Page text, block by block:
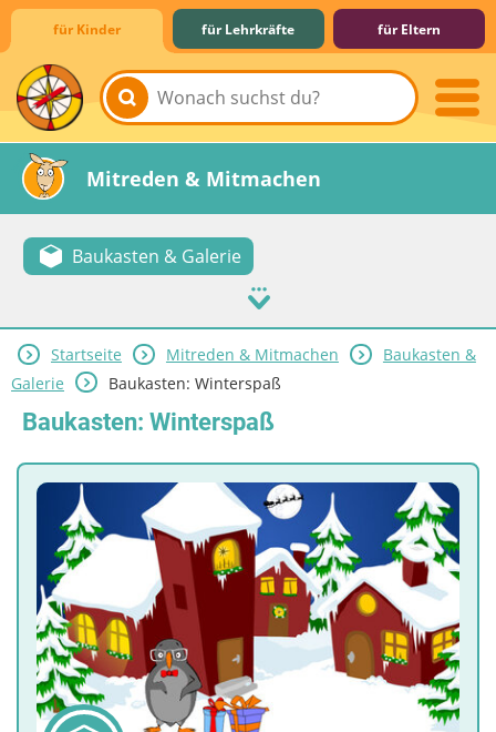
für Kinder für Lehrkräfte für Eltern
Lernen & Schule
Hobby & Freizeit
Spiel & Spaß
Mitreden & Mitmachen
Baukasten & Galerie
Startseite Mitreden & Mitmachen
Baukasten &
Galerie
Baukasten: Winterspaß
Baukasten: Winterspaß